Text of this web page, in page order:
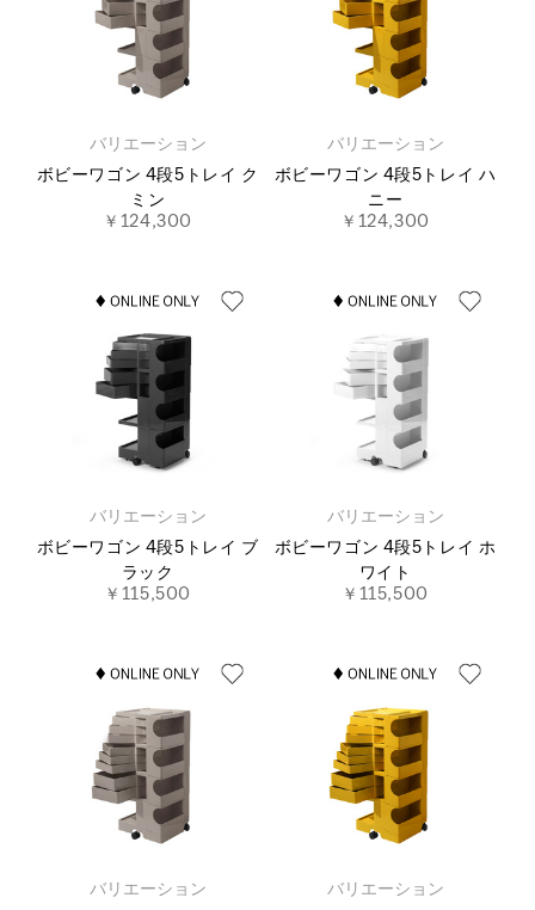
バリエーション
ボビーワゴン 4段5トレイ ク
ミン
￥124,300
バリエーション
ボビーワゴン 4段5トレイ ハ
ニー
￥124,300
バリエーション
ボビーワゴン 4段5トレイ ブ
ラック
￥115,500
バリエーション
ボビーワゴン 4段5トレイ ホ
ワイト
￥115,500
バリエーション
バリエーション